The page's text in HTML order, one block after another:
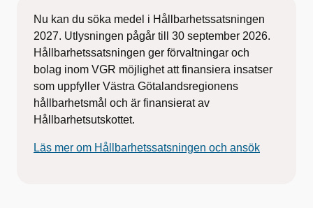
Nu kan du söka medel i Hållbarhetssatsningen
2027. Utlysningen pågår till 30 september 2026.
Hållbarhetssatsningen ger förvaltningar och
bolag inom VGR möjlighet att finansiera insatser
som uppfyller Västra Götalandsregionens
hållbarhetsmål och är finansierat av
Hållbarhetsutskottet.
Läs mer om Hållbarhetssatsningen och ansök